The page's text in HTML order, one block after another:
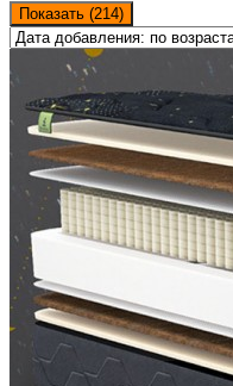
Показать (214)